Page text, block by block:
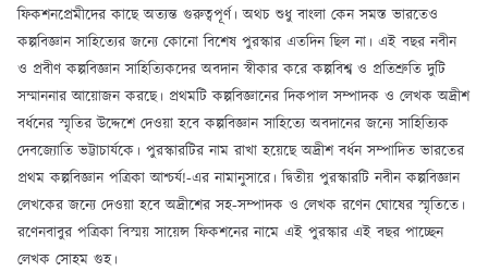
ফিকশনপ্রেমীদের কাছে অত্যন্ত গুরুত্বপূর্ণ। অথচ শুধু বাংলা কেন সমস্ত ভারতেও
কল্পবিজ্ঞান সাহিত্যের জন্যে কোনো বিশেষ পুরস্কার এতদিন ছিল না। এই বছর নবীন
ও প্রবীণ কল্পবিজ্ঞান সাহিত্যিকদের অবদান স্বীকার করে কল্পবিশ্ব ও প্রতিশ্রুতি দুটি
সম্মাননার আয়োজন করছে। প্রথমটি কল্পবিজ্ঞানের দিকপাল সম্পাদক ও লেখক অদ্রীশ
বর্ধনের স্মৃতির উদ্দেশে দেওয়া হবে কল্পবিজ্ঞান সাহিত্যে অবদানের জন্যে সাহিত্যিক
দেবজ্যোতি ভট্টাচার্যকে। পুরস্কারটির নাম রাখা হয়েছে অদ্রীশ বর্ধন সম্পাদিত ভারতের
প্রথম কল্পবিজ্ঞান পত্রিকা আশ্চর্য!-এর নামানুসারে। দ্বিতীয় পুরস্কারটি নবীন কল্পবিজ্ঞান
লেখকের জন্যে দেওয়া হবে অদ্রীশের সহ-সম্পাদক ও লেখক রণেন ঘোষের স্মৃতিতে।
রণেনবাবুর পত্রিকা বিস্ময় সায়েন্স ফিকশনের নামে এই পুরস্কার এই বছর পাচ্ছেন
লেখক সোহম গুহ।